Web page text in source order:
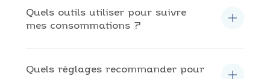
Quels outils utiliser pour suivre
mes consommations ?
les outils de suivi en temps réel sont les plus
Quels réglages recommander pour